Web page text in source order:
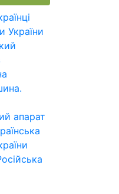
України
апарат